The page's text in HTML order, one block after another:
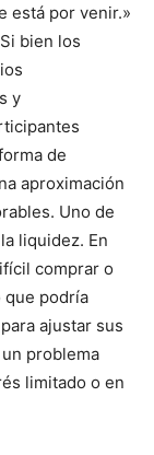
está por venir.»
bien los
y
de
aproximación
Uno de
liquidez. En
comprar o
que podría
ajustar sus
problema
limitado o en